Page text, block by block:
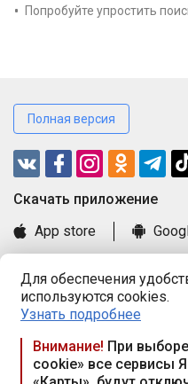
Для обеспечения
используются cookies.
Узнать подробнее
Внимание! При
cookie» все сервисы
Попробуйте упростить
Полная версия
Cкачать приложение
App store
Книга замечаний и
Правила и документы
Praca.by © 2000—2026, ООО
Республика Беларусь,
117а, пом. № 9.